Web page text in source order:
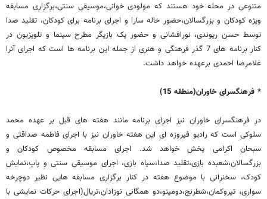
متنوعی در محله خود هستند که مولودی خوانی،موسیقی سنتی،برگزاری مسابقه
ویژه کودکان و بزرگسالان،حضور خاله سارا و اجرای برنامه برای کودکان، تقلید صدا
توسط حسن ریوندی، نورافشانی و حضور یک بازیگر مطرح سینما و تلویزیون در
کنار برنامه های 7 گذر فرهنگی و هنری از جمله این برنامه ها است که اجرای آنرا
غلامرضا احمدی برعهده خواهد داشت.
* فرهنگسرای خاوران(منطقه 15)
در فرهنگسرای خاوران نیز اجرای برنامه مانند هفته های قبل بر عهده محمد
سلوکی است که رادیو فیروزه ای این هفته خاوران نیز با اجرای فاطمه صداقتی و
سبحان اکرامی پخش خواهد شد. اجرای مسابقه مخصوص کودکان و
بزرگسالان،شعبده بازی،تقلید صدا،سیاه بازی، اجرای موسیقی سنتی و پاپ،نمایش
کودک، سخنرانی با موضوع هفته در کنار برگزاری مسابقه هایی نظیر دوچرخه
سواری، تیروکمان،شطرنج،دومینو،دو همگانی نوزادان،تریال(اجرای حرکات نمایشی با